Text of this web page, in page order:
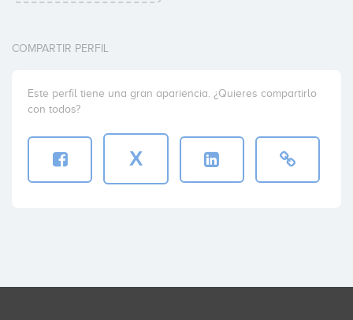
COMPARTIR PERFIL
Este perfil tiene una gran apariencia. ¿Quieres compartirlo
con todos?
X